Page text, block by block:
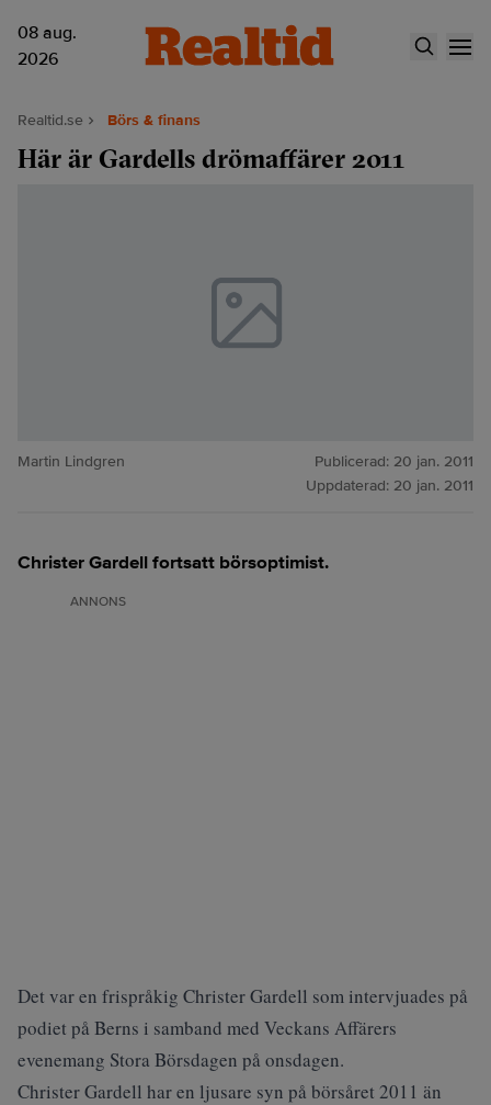
08 aug.
2026
Realtid.se Börs & finans
Här är Gardells drömaffärer 2011
Martin Lindgren Publicerad: 20 jan. 2011
Uppdaterad: 20 jan. 2011
Christer Gardell fortsatt börsoptimist.
ANNONS
Det var en frispråkig Christer Gardell som intervjuades på
podiet på Berns i samband med Veckans Affärers
evenemang Stora Börsdagen på onsdagen.
Christer Gardell har en ljusare syn på börsåret 2011 än